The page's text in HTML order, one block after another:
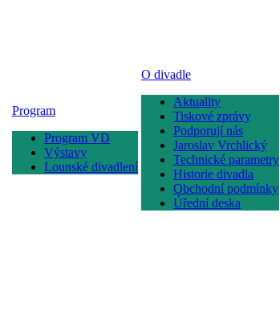
Program
Program VD
Výstavy
Lounské divadlení
O divadle
Aktuality
Tiskové zprávy
Podporují nás
Jaroslav Vrchlický
Technické parametry
Historie divadla
Obchodní podmínky
Úřední deska